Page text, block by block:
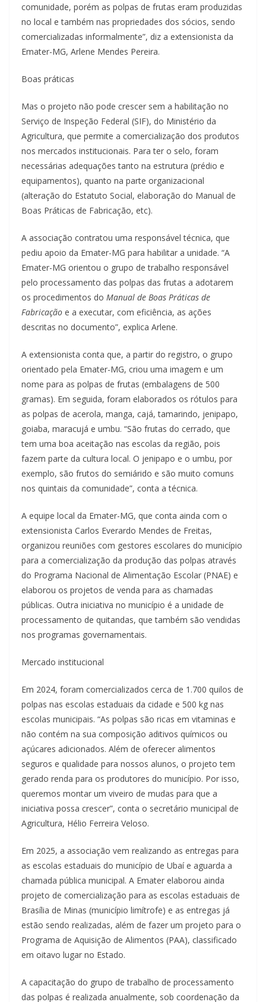
comunidade, porém as polpas de frutas eram produzidas
no local e também nas propriedades dos sócios, sendo
comercializadas informalmente”, diz a extensionista da
Emater-MG, Arlene Mendes Pereira.
Boas práticas
Mas o projeto não pode crescer sem a habilitação no
Serviço de Inspeção Federal (SIF), do Ministério da
Agricultura, que permite a comercialização dos produtos
nos mercados institucionais. Para ter o selo, foram
necessárias adequações tanto na estrutura (prédio e
equipamentos), quanto na parte organizacional
(alteração do Estatuto Social, elaboração do Manual de
Boas Práticas de Fabricação, etc).
A associação contratou uma responsável técnica, que
pediu apoio da Emater-MG para habilitar a unidade. “A
Emater-MG orientou o grupo de trabalho responsável
pelo processamento das polpas das frutas a adotarem
os procedimentos do Manual de Boas Práticas de
Fabricação e a executar, com eficiência, as ações
descritas no documento”, explica Arlene.
A extensionista conta que, a partir do registro, o grupo
orientado pela Emater-MG, criou uma imagem e um
nome para as polpas de frutas (embalagens de 500
gramas). Em seguida, foram elaborados os rótulos para
as polpas de acerola, manga, cajá, tamarindo, jenipapo,
goiaba, maracujá e umbu. “São frutas do cerrado, que
tem uma boa aceitação nas escolas da região, pois
fazem parte da cultura local. O jenipapo e o umbu, por
exemplo, são frutos do semiárido e são muito comuns
nos quintais da comunidade”, conta a técnica.
A equipe local da Emater-MG, que conta ainda com o
extensionista Carlos Everardo Mendes de Freitas,
organizou reuniões com gestores escolares do município
para a comercialização da produção das polpas através
do Programa Nacional de Alimentação Escolar (PNAE) e
elaborou os projetos de venda para as chamadas
públicas. Outra iniciativa no município é a unidade de
processamento de quitandas, que também são vendidas
nos programas governamentais.
Mercado institucional
Em 2024, foram comercializados cerca de 1.700 quilos de
polpas nas escolas estaduais da cidade e 500 kg nas
escolas municipais. “As polpas são ricas em vitaminas e
não contém na sua composição aditivos químicos ou
açúcares adicionados. Além de oferecer alimentos
seguros e qualidade para nossos alunos, o projeto tem
gerado renda para os produtores do município. Por isso,
queremos montar um viveiro de mudas para que a
iniciativa possa crescer”, conta o secretário municipal de
Agricultura, Hélio Ferreira Veloso.
Em 2025, a associação vem realizando as entregas para
as escolas estaduais do município de Ubaí e aguarda a
chamada pública municipal. A Emater elaborou ainda
projeto de comercialização para as escolas estaduais de
Brasília de Minas (município limítrofe) e as entregas já
estão sendo realizadas, além de fazer um projeto para o
Programa de Aquisição de Alimentos (PAA), classificado
em oitavo lugar no Estado.
A capacitação do grupo de trabalho de processamento
das polpas é realizada anualmente, sob coordenação da